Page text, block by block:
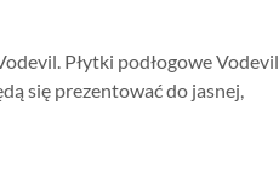
Płytki podłogowe Vodevil
się prezentować do jasnej,